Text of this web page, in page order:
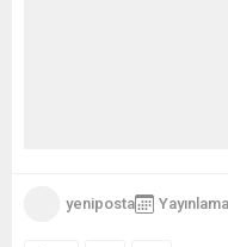
yeniposta